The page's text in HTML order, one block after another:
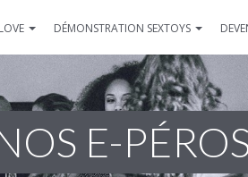
DÉMONSTRATION SEXTOYS
E-